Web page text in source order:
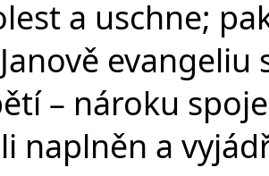
a uschne;
– nároku
naplněn a